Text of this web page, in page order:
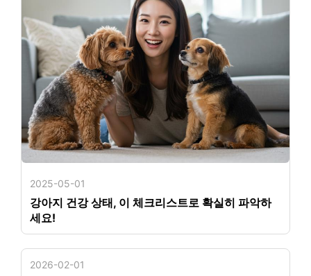
2025-05-01
강아지 건강 상태, 이 체크리스트로 확실히 파악하
세요!
2026-02-01